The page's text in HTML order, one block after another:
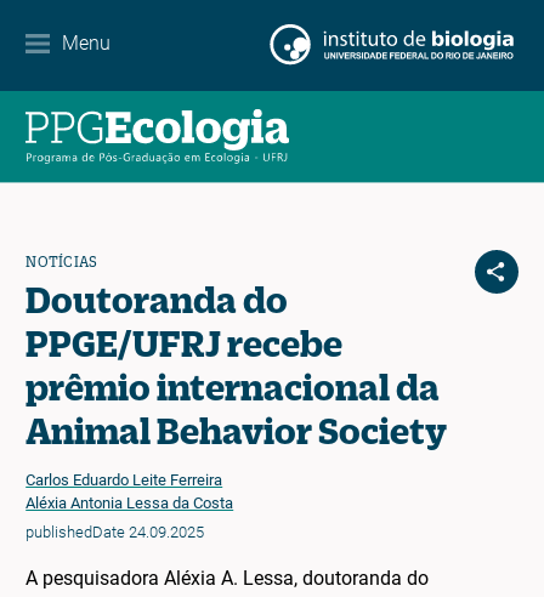
Menu
Contato
NOTÍCIAS
Doutoranda do
PPGE/UFRJ recebe
prêmio internacional da
Animal Behavior Society
Carlos Eduardo Leite Ferreira
Aléxia Antonia Lessa da Costa
publishedDate 24.09.2025
A pesquisadora Aléxia A. Lessa, doutoranda do